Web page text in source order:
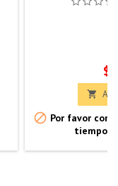

 Por favor
tiempo